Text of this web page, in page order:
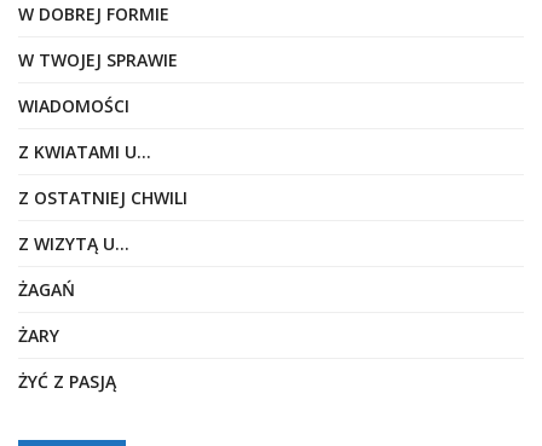
W DOBREJ FORMIE
W TWOJEJ SPRAWIE
WIADOMOŚCI
Z KWIATAMI U…
Z OSTATNIEJ CHWILI
Z WIZYTĄ U…
ŻAGAŃ
ŻARY
ŻYĆ Z PASJĄ